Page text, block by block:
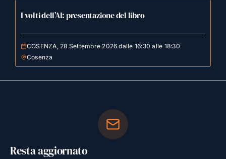
I volti dell’AI: presentazione del libro
COSENZA, 28 Settembre 2026 dalle 16:30 alle 18:30
Cosenza
Resta aggiornato